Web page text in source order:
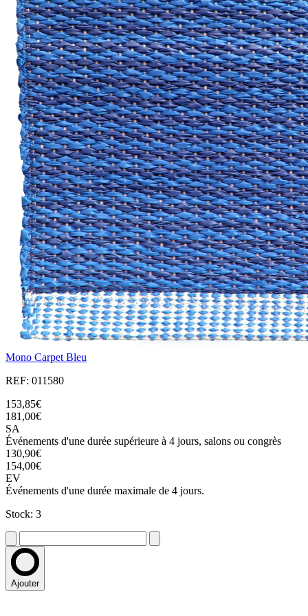
Mono Carpet Bleu
REF: 011580
153,85€
181,00€
SA
Événements d'une durée supérieure à 4 jours, salons ou congrès
130,90€
154,00€
EV
Événements d'une durée maximale de 4 jours.
Stock: 3
Ajouter